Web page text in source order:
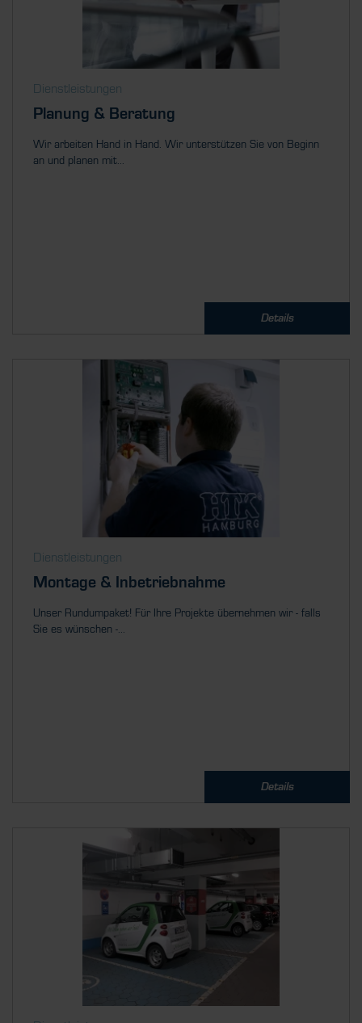
Dienstleistungen
Planung & Beratung
Wir arbeiten Hand in Hand. Wir unterstützen Sie von Beginn
an und planen mit...
Details
Dienstleistungen
Montage & Inbetriebnahme
Unser Rundumpaket! Für Ihre Projekte übernehmen wir - falls
Sie es wünschen -...
Details